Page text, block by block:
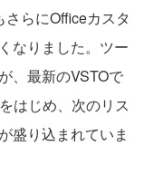
らにOfficeカスタ
なりました。ツー
、最新のVSTOで
はじめ、次のリス
盛り込まれていま